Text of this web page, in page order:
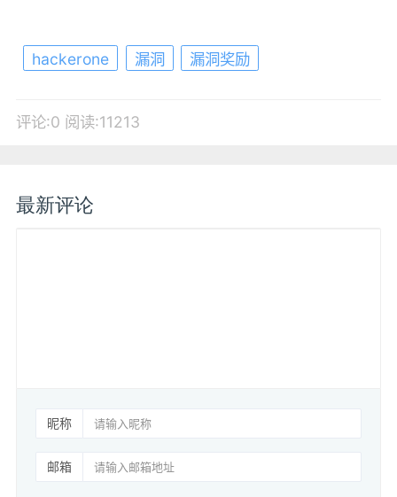
hackerone 漏洞 漏洞奖励
评论:0 阅读:11213
最新评论
昵称
邮箱